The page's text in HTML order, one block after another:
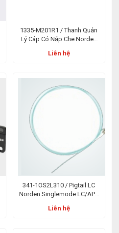
1335-M201R1 / Thanh Quản
Lý Cáp Có Nắp Che Norden
With Cover
Liên hệ
341-1OS2L310 / Pigtail LC
Norden Singlemode LC/APC
Liên hệ